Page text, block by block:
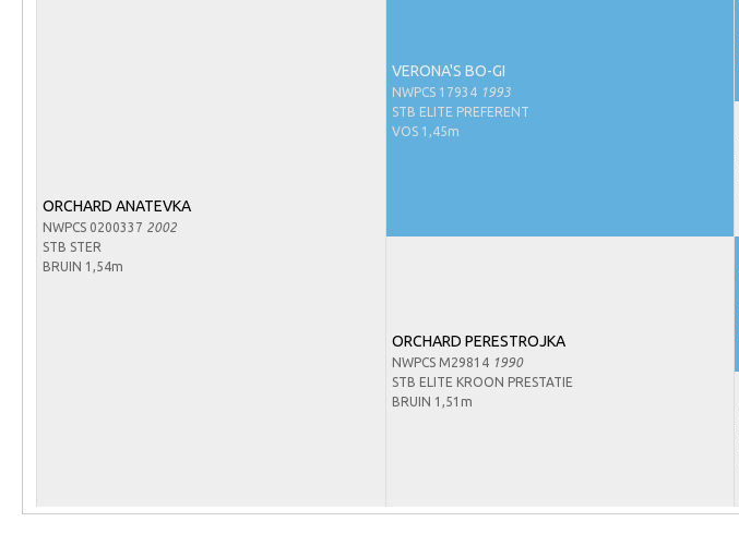
PEDIGREE ONLINE
Informatie aan je paard of pony toevoegen
Onze fokkerij
ORCHARD ANATEVKA
NWPCS 0200337 2002
STB STER
BRUIN 1,54m
VERONA'S BO-GI
NWPCS 17934 1993
STB ELITE PREFERENT
VOS 1,45m
ORCHARD PERESTROJKA
NWPCS M29814 1990
STB ELITE KROON PRESTATIE
BRUIN 1,51m